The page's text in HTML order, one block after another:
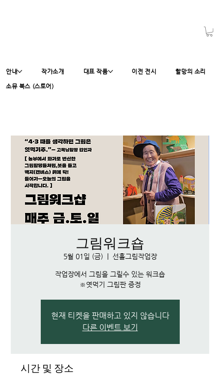
안내 작가소개 대표 작품 이전 전시 할망의 소리
소뮤 북스 (스토어)
그림워크숍
5월 01일 (금) 선흘그림작업장
작업장에서 그림을 그릴수 있는 워크숍
※엿먹기 그림판 증정
현재 티켓을 판매하고 있지 않습니다
다른 이벤트 보기
시간 및 장소